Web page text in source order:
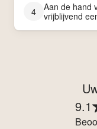
4
Aan de hand
vrijblijvend
9.1